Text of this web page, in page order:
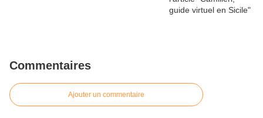
Commentaires
Ajouter un commentaire